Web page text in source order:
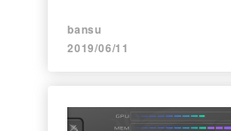
bansu
2019/06/11